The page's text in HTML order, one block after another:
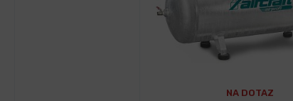
NA DOTAZ